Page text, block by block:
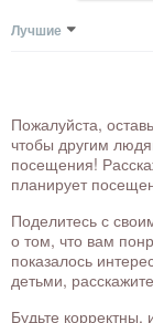
Лучшие
Пожалуйста,
чтобы другим
посещения!
планирует
Поделитесь с
о том, что вам
показалось
детьми,
Будьте